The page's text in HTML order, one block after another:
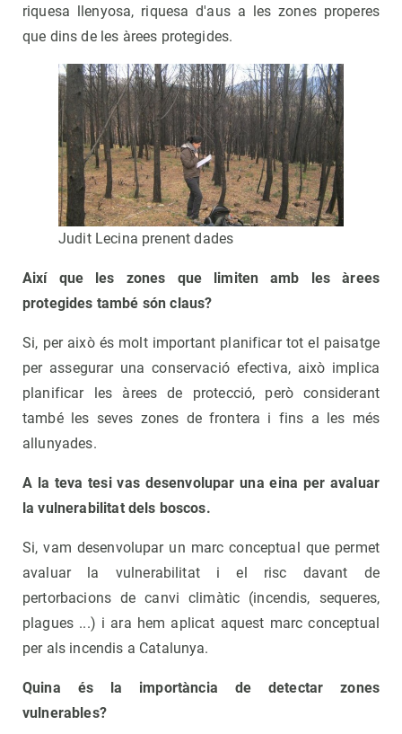
riquesa llenyosa, riquesa d'aus a les zones properes
que dins de les àrees protegides.
Judit Lecina prenent dades
Així que les zones que limiten amb les àrees
protegides també són claus?
Si, per això és molt important planificar tot el paisatge
per assegurar una conservació efectiva, això implica
planificar les àrees de protecció, però considerant
també les seves zones de frontera i fins a les més
allunyades.
A la teva tesi vas desenvolupar una eina per avaluar
la vulnerabilitat dels boscos.
Si, vam desenvolupar un marc conceptual que permet
avaluar la vulnerabilitat i el risc davant de
pertorbacions de canvi climàtic (incendis, sequeres,
plagues ...) i ara hem aplicat aquest marc conceptual
per als incendis a Catalunya.
Quina és la importància de detectar zones
vulnerables?